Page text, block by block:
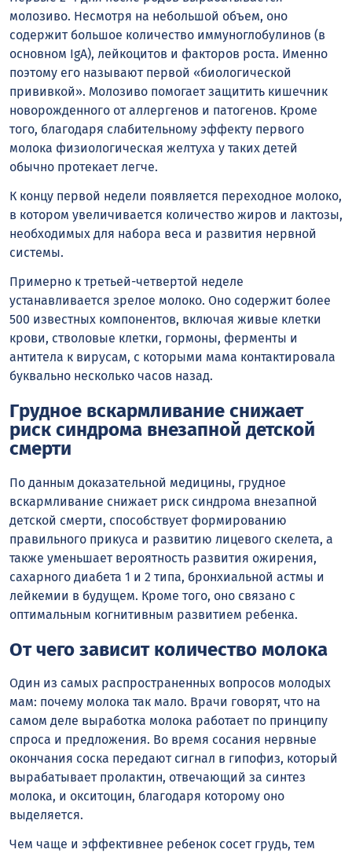
молозиво. Несмотря на небольшой объем, оно
содержит большое количество иммуноглобулинов (в
основном IgA), лейкоцитов и факторов роста. Именно
поэтому его называют первой «биологической
прививкой». Молозиво помогает защитить кишечник
новорожденного от аллергенов и патогенов. Кроме
того, благодаря слабительному эффекту первого
молока физиологическая желтуха у таких детей
обычно протекает легче.
К концу первой недели появляется переходное молоко,
в котором увеличивается количество жиров и лактозы,
необходимых для набора веса и развития нервной
системы.
Примерно к третьей-четвертой неделе
устанавливается зрелое молоко. Оно содержит более
500 известных компонентов, включая живые клетки
крови, стволовые клетки, гормоны, ферменты и
антитела к вирусам, с которыми мама контактировала
буквально несколько часов назад.
Грудное вскармливание снижает
риск синдрома внезапной детской
смерти
По данным доказательной медицины, грудное
вскармливание снижает риск синдрома внезапной
детской смерти, способствует формированию
правильного прикуса и развитию лицевого скелета, а
также уменьшает вероятность развития ожирения,
сахарного диабета 1 и 2 типа, бронхиальной астмы и
лейкемии в будущем. Кроме того, оно связано с
оптимальным когнитивным развитием ребенка.
От чего зависит количество молока
Один из самых распространенных вопросов молодых
мам: почему молока так мало. Врачи говорят, что на
самом деле выработка молока работает по принципу
спроса и предложения. Во время сосания нервные
окончания соска передают сигнал в гипофиз, который
вырабатывает пролактин, отвечающий за синтез
молока, и окситоцин, благодаря которому оно
выделяется.
Чем чаще и эффективнее ребенок сосет грудь, тем